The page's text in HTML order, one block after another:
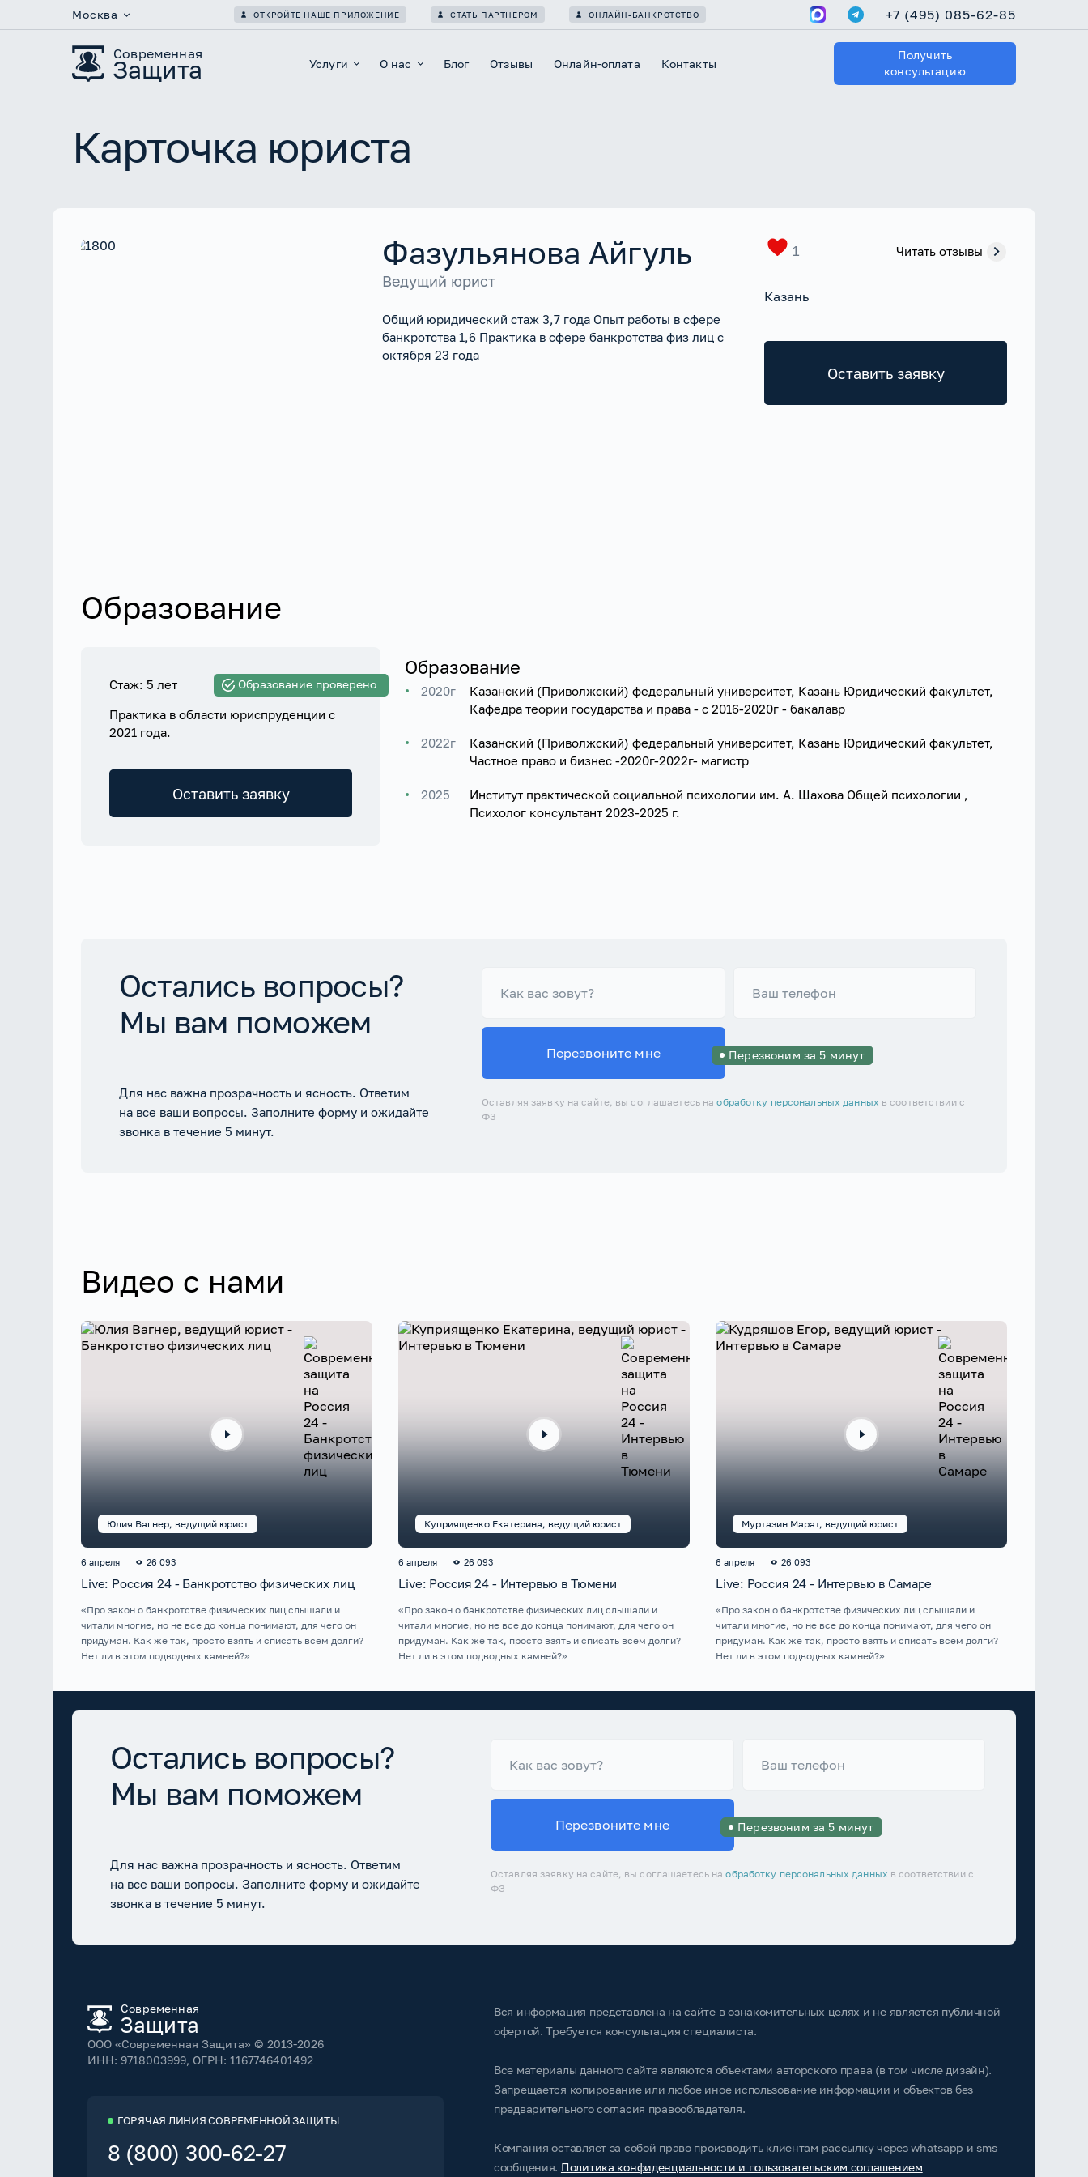
Москва ОТКРОЙТЕ НАШЕ ПРИЛОЖЕНИЕ СТАТЬ ПАРТНЕРОМ ОНЛАЙН-БАНКРОТСТВО +7 (495) 085-62-85
Современная
Защита Услуги О нас Блог Отзывы Онлайн-оплата Контакты
Получить
консультацию
Карточка юриста
Фазульянова Айгуль
Ведущий юрист
Общий юридический стаж 3,7 года Опыт работы в сфере
банкротства 1,6 Практика в сфере банкротства физ лиц с
октября 23 года
1 Читать отзывы
Казань
Оставить заявку
Образование
Стаж: 5 лет Образование проверено
Практика в области юриспруденции с
2021 года.
Оставить заявку
Образование
2020г
Казанский (Приволжский) федеральный университет, Казань Юридический факультет,
Кафедра теории государства и права - с 2016-2020г - бакалавр
2022г
Казанский (Приволжский) федеральный университет, Казань Юридический факультет,
Частное право и бизнес -2020г-2022г- магистр
2025
Институт практической социальной психологии им. А. Шахова Общей психологии ,
Психолог консультант 2023-2025 г.
Остались вопросы?
Мы вам поможем
Для нас важна прозрачность и ясность. Ответим
на все ваши вопросы. Заполните форму и ожидайте
звонка в течение 5 минут.
Перезвоните мне Перезвоним за 5 минут
Оставляя заявку на сайте, вы соглашаетесь наобработку персональных данных в соответствии с
ФЗ
Видео с нами
Юлия Вагнер, ведущий юрист
6 апреля 26 093
Live: Россия 24 - Банкротство физических лиц
«Про закон о банкротстве физических лиц слышали и
читали многие, но не все до конца понимают, для чего он
придуман. Как же так, просто взять и списать всем долги?
Нет ли в этом подводных камней?»
Куприященко Екатерина, ведущий юрист
6 апреля 26 093
Live: Россия 24 - Интервью в Тюмени
«Про закон о банкротстве физических лиц слышали и
читали многие, но не все до конца понимают, для чего он
придуман. Как же так, просто взять и списать всем долги?
Нет ли в этом подводных камней?»
Муртазин Марат, ведущий юрист
6 апреля 26 093
Live: Россия 24 - Интервью в Самаре
«Про закон о банкротстве физических лиц слышали и
читали многие, но не все до конца понимают, для чего он
придуман. Как же так, просто взять и списать всем долги?
Нет ли в этом подводных камней?»
Остались вопросы?
Мы вам поможем
Для нас важна прозрачность и ясность. Ответим
на все ваши вопросы. Заполните форму и ожидайте
звонка в течение 5 минут.
Перезвоните мне Перезвоним за 5 минут
Оставляя заявку на сайте, вы соглашаетесь наобработку персональных данных в соответствии с
ФЗ
Современная
Защита
ООО «Современная Защита» © 2013-2026
ИНН: 9718003999, ОГРН: 1167746401492
ГОРЯЧАЯ ЛИНИЯ СОВРЕМЕННОЙ ЗАЩИТЫ
8 (800) 300-62-27
Вся информация представлена на сайте в ознакомительных целях и не является публичной
офертой. Требуется консультация специалиста.
Все материалы данного сайта являются объектами авторского права (в том числе дизайн).
Запрещается копирование или любое иное использование информации и объектов без
предварительного согласия правообладателя.
Компания оставляет за собой право производить клиентам рассылку через whatsapp и sms
сообщения. Политика конфиденциальности и пользовательским соглашением